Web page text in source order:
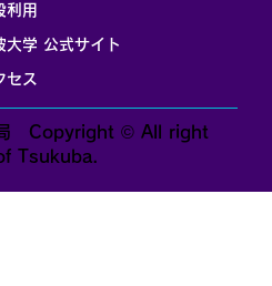
利用
大学 公式サイト
セス
局 Copyright © All right
Tsukuba.